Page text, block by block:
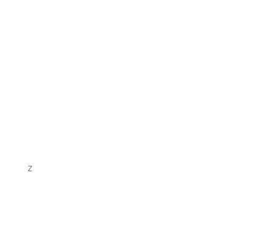
Zuzana Kaňková